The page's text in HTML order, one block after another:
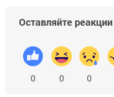
Оставляйте реакции
0 0 0